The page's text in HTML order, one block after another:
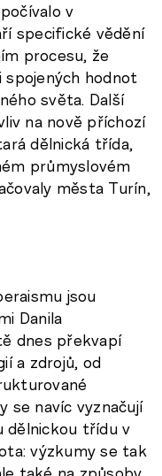
v
specifické vědění
procesu, že
spojených hodnot
světa. Další
na nově příchozí
dělnická třída,
průmyslovém
města Turín,
jsou
Danila
dnes překvapí
a zdrojů, od
se navíc vyznačují
dělnickou třídu v
výzkumy se tak
také na způsoby